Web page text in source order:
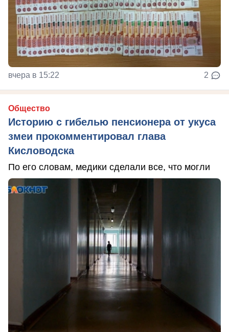
вчера в 15:22 2
Общество
Историю с гибелью пенсионера от укуса
змеи прокомментировал глава
Кисловодска
По его словам, медики сделали все, что могли